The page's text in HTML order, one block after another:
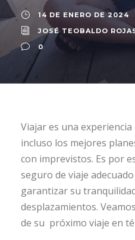
14 DE ENERO DE 2024
JOSÉ TEOBALDO
0
Viajar es una
incluso los mejores
con imprevistos. Es por
seguro de viaje
garantizar su
desplazamientos.
de su próximo viaje en